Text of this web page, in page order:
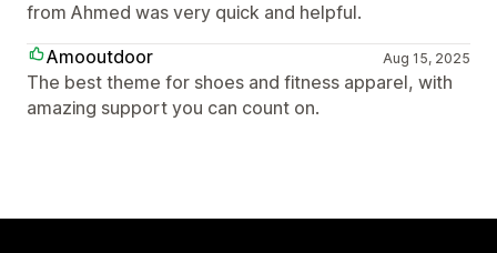
from Ahmed was very quick and helpful.
Amooutdoor
Aug 15, 2025
The best theme for shoes and fitness apparel, with
amazing support you can count on.